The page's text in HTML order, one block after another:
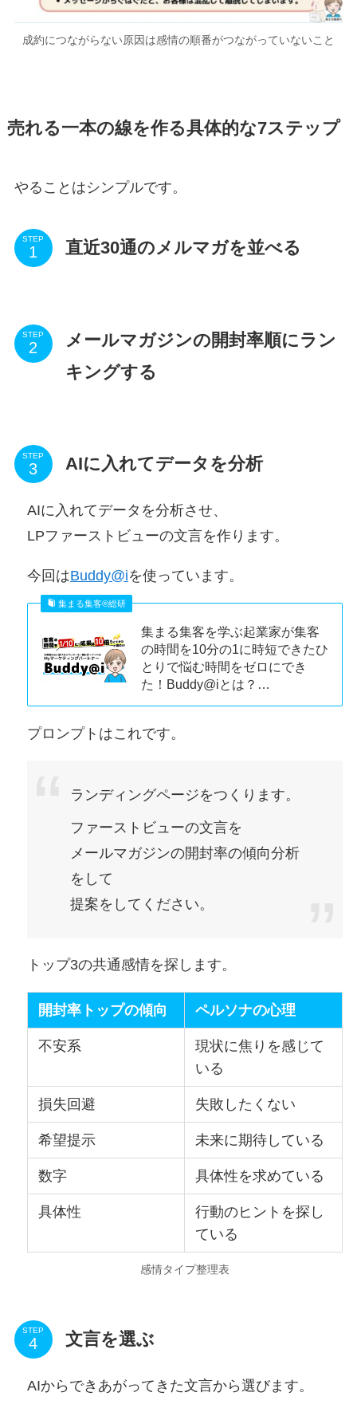
成約につながらない原因は感情の順番がつながっていないこと
売れる一本の線を作る具体的な7ステップ
やることはシンプルです。
STEP 直近30通のメルマガを並べる
STEP
メールマガジンの開封率順にラン
キングする
STEP AIに入れてデータを分析
AIに入れてデータを分析させ、
LPファーストビューの文言を作ります。
今回はBuddy@iを使っています。
集まる集客®︎総研
集まる集客を学ぶ起業家が集客
の時間を10分の1に時短できたひ
とりで悩む時間をゼロにでき
た！Buddy@iとは？…
プロンプトはこれです。
ランディングページをつくります。
ファーストビューの文言を
メールマガジンの開封率の傾向分析
をして
提案をしてください。
トップ3の共通感情を探します。
開封率トップの傾向 ペルソナの心理
不安系
現状に焦りを感じて
いる
損失回避 失敗したくない
希望提示 未来に期待している
数字 具体性を求めている
具体性
行動のヒントを探し
ている
感情タイプ整理表
STEP 文言を選ぶ
AIからできあがってきた文言から選びます。